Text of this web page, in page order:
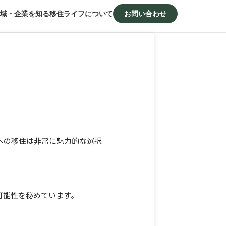
・企業を知る移住ライフについて お問い合わせ
移住は非常に魅力的な選択
性を秘めています。